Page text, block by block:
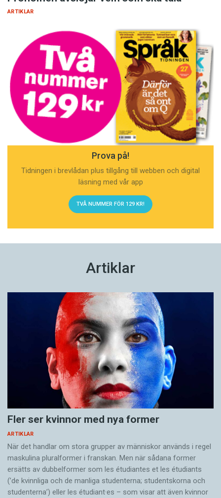
ARTIKLAR
Prova på!
Tidningen i brevlådan plus tillgång till webben och digital
läsning med vår app
TVÅ NUMMER FÖR 129 KR!
Artiklar
Fler ser kvinnor med nya former
ARTIKLAR
När det handlar om stora grupper av människor används i regel
maskulina pluralformer i franskan. Men när sådana ­former
ersätts av dubbel­former som les étudiantes et les étudiants
(’de kvinnliga och de manliga studenterna; studentskorna och
studenterna’) eller les étudiant·es – som visar att även kvinnor